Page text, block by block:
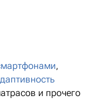
,
и прочего